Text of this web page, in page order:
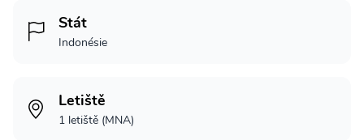
Stát
Indonésie
Letiště
1 letiště (MNA)